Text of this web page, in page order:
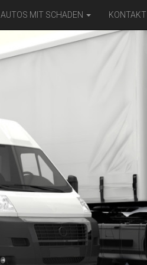
AUTOS MIT SCHADEN KONTAKT